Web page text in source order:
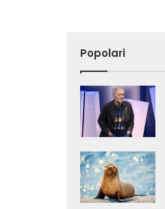
Popolari